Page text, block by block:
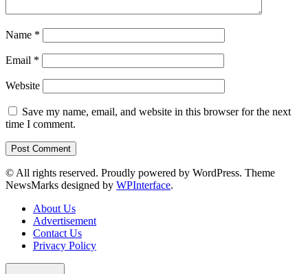
Name *
Email *
Website
Save my name, email, and website in this browser for the next
time I comment.
© All rights reserved. Proudly powered by WordPress. Theme
NewsMarks designed by WPInterface.
About Us
Advertisement
Contact Us
Privacy Policy